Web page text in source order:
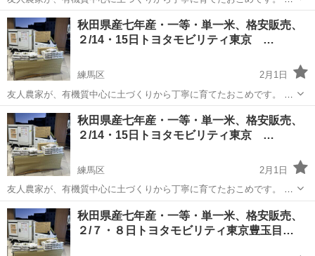
種はコシヒカリ、ひとめぼれ、つぶぞろい ブレンドなその単一米で
す。 収穫後に粒の大きいものだけを厳選しています。 炊きあがりのツ
ヤとしっかりした食感が特...
東京 練馬区 その他 格安
秋田県産七年産・一等・単一米、格安販売、
２/14・15日トヨタモビリティ東京 …
練馬区
2月1日
友人農家が、有機質中心に土づくりから丁寧に育てたおこめです。 品
種はコシヒカリ、ひとめぼれ、つぶぞろい ブレンドなしの単一米で
す。 収穫後に粒の大きいものだけを厳選しています。 炊きあがりのツ
ヤとしっかりした食感が特...
東京 練馬区 その他 格安
秋田県産七年産・一等・単一米、格安販売、
２/14・15日トヨタモビリティ東京 …
練馬区
2月1日
友人農家が、有機質中心に土づくりから丁寧に育てたおこめです。 品
種はコシヒカリ、ひとめぼれ、つぶぞろい ブレンドなその単一米で
す。 収穫後に粒の大きいものだけを厳選しています。 炊きあがりのツ
ヤとしっかりした食感が特...
東京 練馬区 その他 格安
秋田県産七年産・一等・単一米、格安販売、
２/７・８日トヨタモビリティ東京豊玉目…